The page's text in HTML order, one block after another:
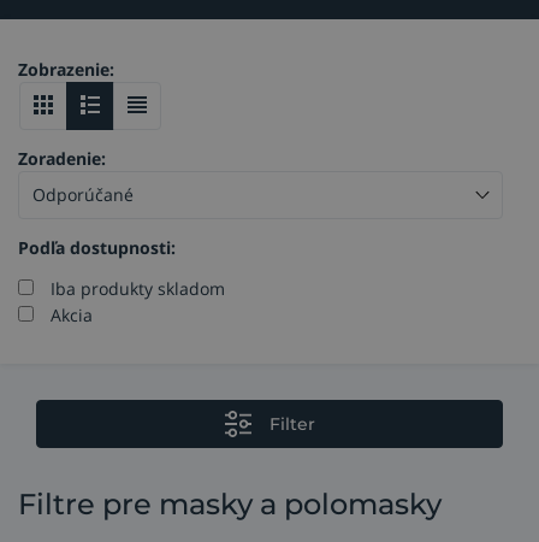
Podľa dostupnosti:
Iba produkty skladom
Akcia
Zoradenie:
Zobrazenie:
Filter
Filtre pre masky a polomasky